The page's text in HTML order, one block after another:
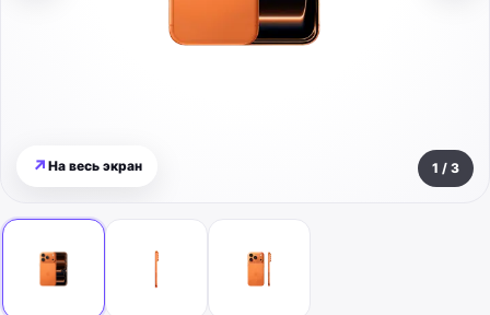
↗ На весь экран 1 / 3